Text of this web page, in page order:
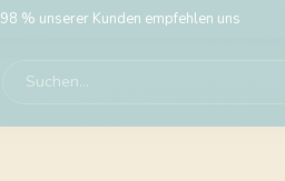
98 % unserer Kunden empfehlen uns